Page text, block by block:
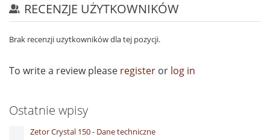
RECENZJE UŻYTKOWNIKÓW
Brak recenzji użytkowników dla tej pozycji.
To write a review please register or log in
Ostatnie wpisy
Zetor Crystal 150 - Dane techniczne